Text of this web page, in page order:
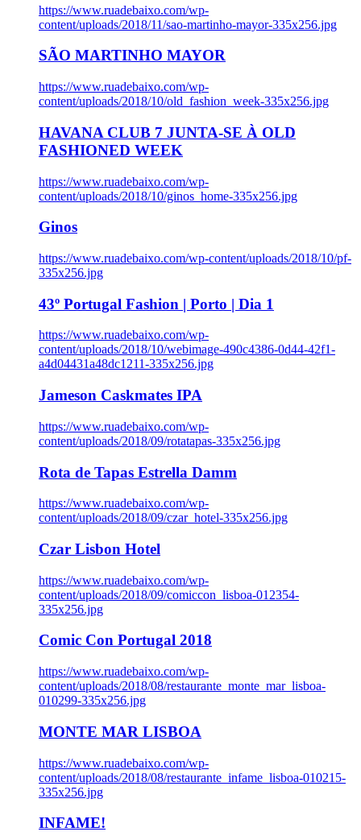
https://www.ruadebaixo.com/wp-
content/uploads/2018/11/sao-martinho-mayor-335x256.jpg
SÃO MARTINHO MAYOR
https://www.ruadebaixo.com/wp-
content/uploads/2018/10/old_fashion_week-335x256.jpg
HAVANA CLUB 7 JUNTA-SE À OLD
FASHIONED WEEK
https://www.ruadebaixo.com/wp-
content/uploads/2018/10/ginos_home-335x256.jpg
Ginos
https://www.ruadebaixo.com/wp-content/uploads/2018/10/pf-
335x256.jpg
43º Portugal Fashion | Porto | Dia 1
https://www.ruadebaixo.com/wp-
content/uploads/2018/10/webimage-490c4386-0d44-42f1-
a4d04431a48dc1211-335x256.jpg
Jameson Caskmates IPA
https://www.ruadebaixo.com/wp-
content/uploads/2018/09/rotatapas-335x256.jpg
Rota de Tapas Estrella Damm
https://www.ruadebaixo.com/wp-
content/uploads/2018/09/czar_hotel-335x256.jpg
Czar Lisbon Hotel
https://www.ruadebaixo.com/wp-
content/uploads/2018/09/comiccon_lisboa-012354-
335x256.jpg
Comic Con Portugal 2018
https://www.ruadebaixo.com/wp-
content/uploads/2018/08/restaurante_monte_mar_lisboa-
010299-335x256.jpg
MONTE MAR LISBOA
https://www.ruadebaixo.com/wp-
content/uploads/2018/08/restaurante_infame_lisboa-010215-
335x256.jpg
INFAME!